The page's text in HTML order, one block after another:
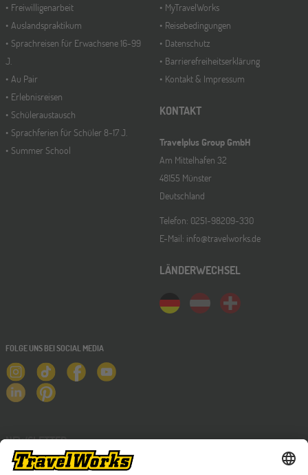
Freiwilligenarbeit
Auslandspraktikum
Sprachreisen für Erwachsene 16-99
J.
Au Pair
Erlebnisreisen
Schüleraustausch
Sprachferien für Schüler 8-17 J.
Summer School
MyTravelWorks
Reisebedingungen
Datenschutz
Barrierefreiheitserklärung
Kontakt & Impressum
KONTAKT
Travelplus Group GmbH
Am Mittelhafen 32
48155 Münster
Deutschland
Telefon: 0251-98209-330
E-Mail: info@travelworks.de
LÄNDERWECHSEL
FOLGE UNS BEI SOCIAL MEDIA
NEWSLETTER